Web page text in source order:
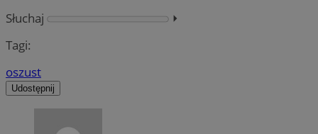
Słuchaj
⏵︎
Tagi:
oszust
Udostępnij